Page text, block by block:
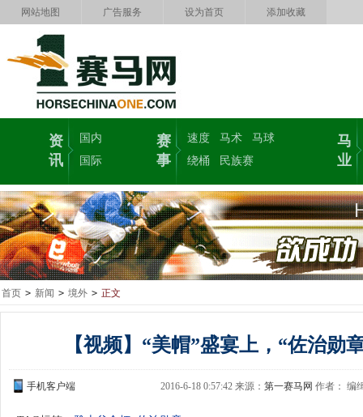
网站地图 广告服务 设为首页 添加收藏
资
讯
国内
国际
赛
事
速度 马术
马球
绕桶
民族赛
马
业
首页 > 新闻 > 境外 > 正文
【视频】“美帽”盛宴上，“佐治勋
手机客户端 2016-6-18 0:57:42 来源： 第一赛马网 作者： 编